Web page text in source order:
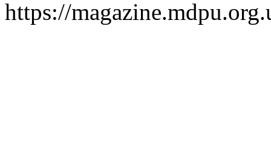
https://